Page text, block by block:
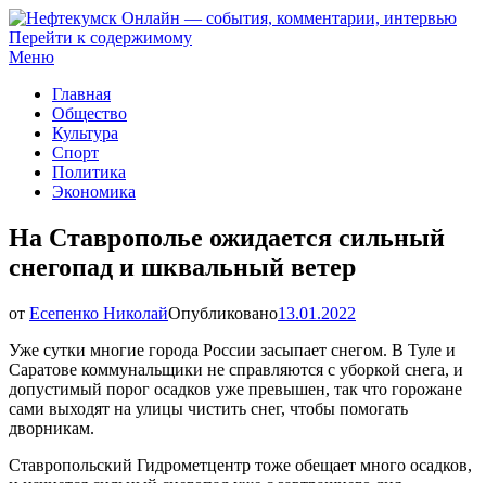
Нефтекумск Онлайн — события, комментарии, интервью
Перейти к содержимому
Меню
Главная
Общество
Культура
Спорт
Политика
Экономика
На Ставрополье ожидается сильный
снегопад и шквальный ветер
от Есепенко НиколайОпубликовано13.01.2022
Уже сутки многие города России засыпает снегом. В Туле и
Саратове коммунальщики не справляются с уборкой снега, и
допустимый порог осадков уже превышен, так что горожане
сами выходят на улицы чистить снег, чтобы помогать
дворникам.
Ставропольский Гидрометцентр тоже обещает много осадков,